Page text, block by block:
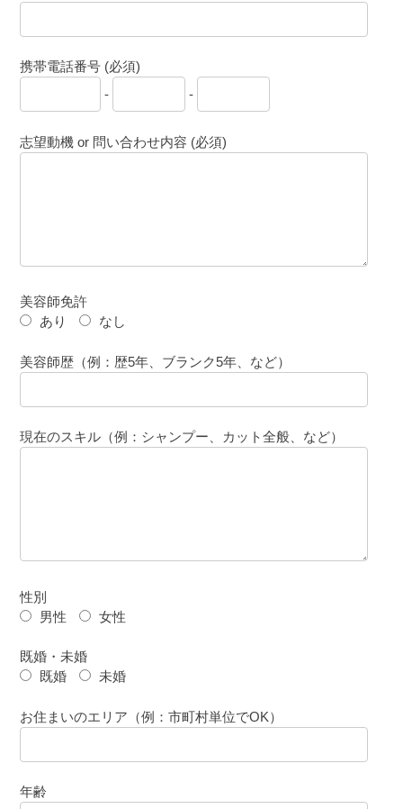
携帯電話番号 (必須)
-
-
志望動機 or 問い合わせ内容 (必須)
美容師免許
あり
なし
美容師歴（例：歴5年、ブランク5年、など）
現在のスキル（例：シャンプー、カット全般、など）
性別
男性
女性
既婚・未婚
既婚
未婚
お住まいのエリア（例：市町村単位でOK）
年齢